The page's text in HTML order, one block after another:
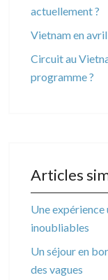
actuellement ?
Vietnam en
Circuit au
programme ?
Articles
Une expérience
inoubliables
Un séjour en
des vagues